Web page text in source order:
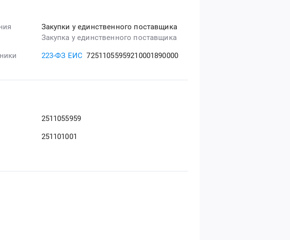
Закупки у единственного поставщика
Закупка у единственного поставщика
223-ФЗ ЕИС 72511055959210001890000
2511055959
251101001